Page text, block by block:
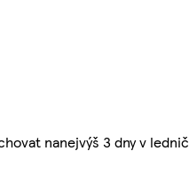
nanejvýš 3 dny v